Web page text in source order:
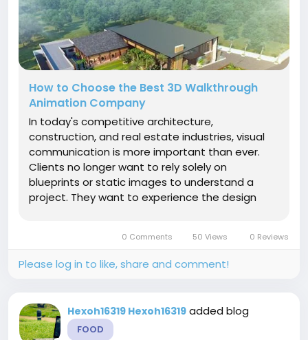
How to Choose the Best 3D Walkthrough
Animation Company
In today's competitive architecture,
construction, and real estate industries, visual
communication is more important than ever.
Clients no longer want to rely solely on
blueprints or static images to understand a
project. They want to experience the design
tool. A professionally created walkthrough...
0 Comments 50 Views 0 Reviews
Please log in to like, share and comment!
Hexoh16319 Hexoh16319 added blog
FOOD